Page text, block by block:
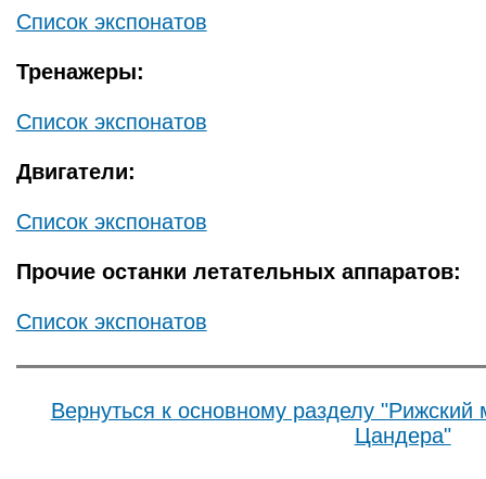
Список экспонатов
Тренажеры:
Список экспонатов
Двигатели:
Список экспонатов
Прочие останки летательных аппаратов:
Список экспонатов
Вернуться к основному разделу
Цандера"